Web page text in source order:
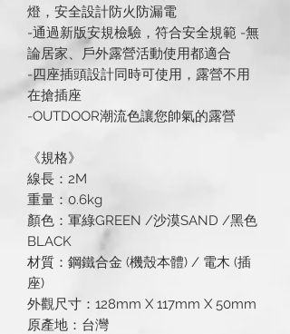
燈，安全設計防火防漏電
-通過新版安規檢驗，符合安全規範 -無
論居家、戶外露營活動使用都適合
-四座插頭設計同時可使用，露營不用
在搶插座
-OUTDOOR潮流色讓您帥氣的露營
《規格》
線長：2M
重量：0.6kg
顏色：軍綠GREEN /沙漠SAND /黑色
BLACK
材質：鋼鐵合金 (機殼本體) / 電木 (插
座)
外觀尺寸：128mm X 117mm X 50mm
原產地：台灣